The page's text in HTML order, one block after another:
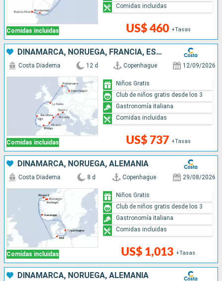
Comidas incluidas US$ 460 +Tasas
Comidas incluidas
DINAMARCA, NORUEGA, FRANCIA, ESPAÑA, ITALIA
Comidas incluidas
Costa Diadema 12 d Copenhague 12/09/2026
US$ 737 +Tasas
Niños Gratis
Club de niños gratis desde los 3
Gastronomía italiana
Comidas incluidas
DINAMARCA, NORUEGA, ALEMANIA
Comidas incluidas
Costa Diadema 8 d Copenhague 29/08/2026
US$ 1,013 +Tasas
Niños Gratis
Club de niños gratis desde los 3
Gastronomía italiana
Comidas incluidas
DINAMARCA, NORUEGA, ALEMANIA